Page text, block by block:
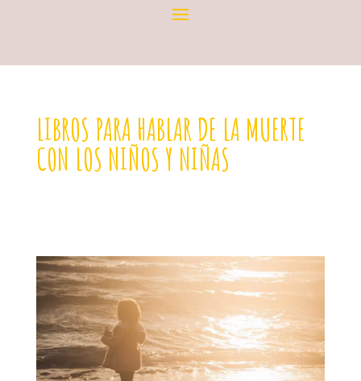
LIBROS PARA HABLAR DE LA MUERTE
CON LOS NIÑOS Y NIÑAS